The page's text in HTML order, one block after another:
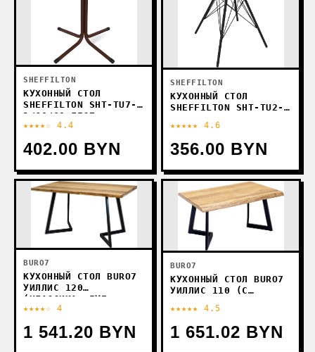
SHEFFILTON
КУХОННЫЙ СТОЛ
SHEFFILTON SHT-TU7-
1/60/60 ЛДСП
(КОРИЧНЕВЫЙ
ДУБ СОНОМА)
★★★★☆ 4.4
402.00 BYN
SHEFFILTON
КУХОННЫЙ СТОЛ
SHEFFILTON SHT-TU2-
ТОРТУГА)
★★★★★ 4.6
356.00 BYN
BURO7
КУХОННЫЙ СТОЛ BURO7
УИЛЛИС 120
(КЛАССИКА, ДУБ
НАТУРАЛЬНЫЙ/ЧЕРНЫЙ)
★★★★☆ 4
1 541.20 BYN
BURO7
КУХОННЫЙ СТОЛ BURO7
УИЛЛИС 110 (С
НАТУРАЛЬНЫЙ/ЧЕРНЫЙ)
★★★★★ 4.5
1 651.02 BYN